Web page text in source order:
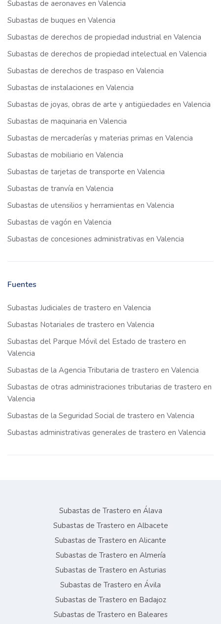
Subastas de aeronaves en Valencia
Subastas de buques en Valencia
Subastas de derechos de propiedad industrial en Valencia
Subastas de derechos de propiedad intelectual en Valencia
Subastas de derechos de traspaso en Valencia
Subastas de instalaciones en Valencia
Subastas de joyas, obras de arte y antigüedades en Valencia
Subastas de maquinaria en Valencia
Subastas de mercaderías y materias primas en Valencia
Subastas de mobiliario en Valencia
Subastas de tarjetas de transporte en Valencia
Subastas de tranvía en Valencia
Subastas de utensilios y herramientas en Valencia
Subastas de vagón en Valencia
Subastas de concesiones administrativas en Valencia
Fuentes
Subastas Judiciales de trastero en Valencia
Subastas Notariales de trastero en Valencia
Subastas del Parque Móvil del Estado de trastero en
Valencia
Subastas de la Agencia Tributaria de trastero en Valencia
Subastas de otras administraciones tributarias de trastero en
Valencia
Subastas de la Seguridad Social de trastero en Valencia
Subastas administrativas generales de trastero en Valencia
Subastas de Trastero en Álava
Subastas de Trastero en Albacete
Subastas de Trastero en Alicante
Subastas de Trastero en Almería
Subastas de Trastero en Asturias
Subastas de Trastero en Ávila
Subastas de Trastero en Badajoz
Subastas de Trastero en Baleares